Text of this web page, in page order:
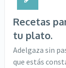
Recetas
tu plato.
Adelgaza sin
que estás